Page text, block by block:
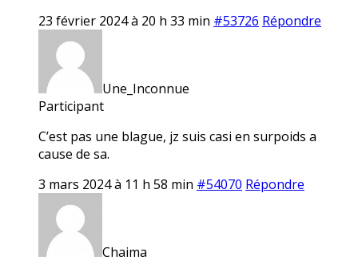
23 février 2024 à 20 h 33 min #53726 Répondre
Une_Inconnue
Participant
C’est pas une blague, jz suis casi en surpoids a
cause de sa.
3 mars 2024 à 11 h 58 min #54070 Répondre
Chaima